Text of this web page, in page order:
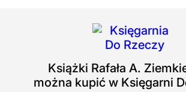
Książki Rafała A.
można kupić w Księgarni